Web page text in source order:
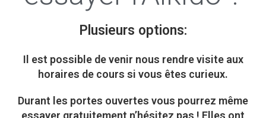
Plusieurs options:
Il est possible devenir nous rendre visite aux
horaires de cours si vous êtes curieux.
Durant les portes ouvertes vous pourrez même
essayer gratuitement n’hésitez pas ! Elles ont